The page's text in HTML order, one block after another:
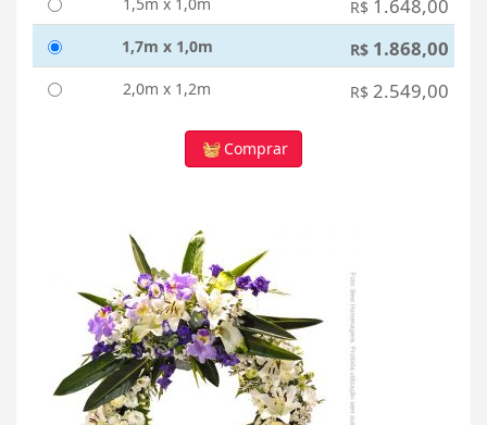
R$ 1.648,00
1,7m x 1,0m R$ 1.868,00
2,0m x 1,2m R$ 2.549,00
Comprar